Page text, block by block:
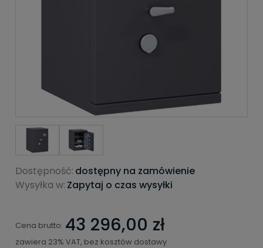
Dostępność: dostępny na zamówienie
Wysyłka w: Zapytaj o czas wysyłki
Cena brutto: 43 296,00 zł
zawiera 23% VAT, bez kosztów dostawy